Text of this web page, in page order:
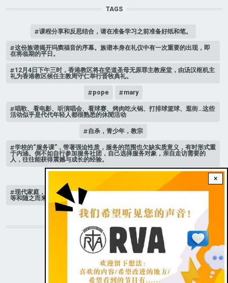
×
TAGS
课程分享和反思结合，请在准备学习之前准备好纸和笔。
这份族谱揭开玛窦福音的序幕。族谱本身在礼仪中有一次重要的出现，即
在将临期的平日。
12月4日下午三时，香港教区将在坚道圣母无原罪主教座堂，由汤汉枢机主
礼为香港教区候任主教周守仁举行晋牧典礼。
pope mary
唱歌、看电影、听演唱会、看球赛、烤肉吃火锅、打排球篮球、逛街…这些
活动似乎是代代年轻人都很熟悉的休閒活动
自杀，青少年，教宗
学校的“服务课”，带著强迫性质，服务的范围也欠缺实质意义，有时形式重
于内涵。倒不如自行参加服务社团，自己选择服务对象，亲自走访需要的
人，往往能获得震撼与成长的经验。
现代家庭，子女或许都是宝贝，不公平的待遇显得比较少，但隐性的不平
等和随之而来的身心压力却仍旧挥之不去。
STAY CONNECTED WITH US!